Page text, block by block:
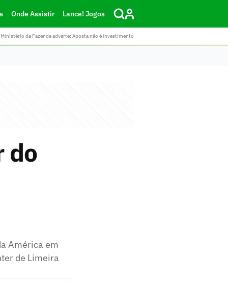
Onde Assistir Lance! Jogos
da Fazenda adverte: Aposta não é investimento
do
América em
de Limeira